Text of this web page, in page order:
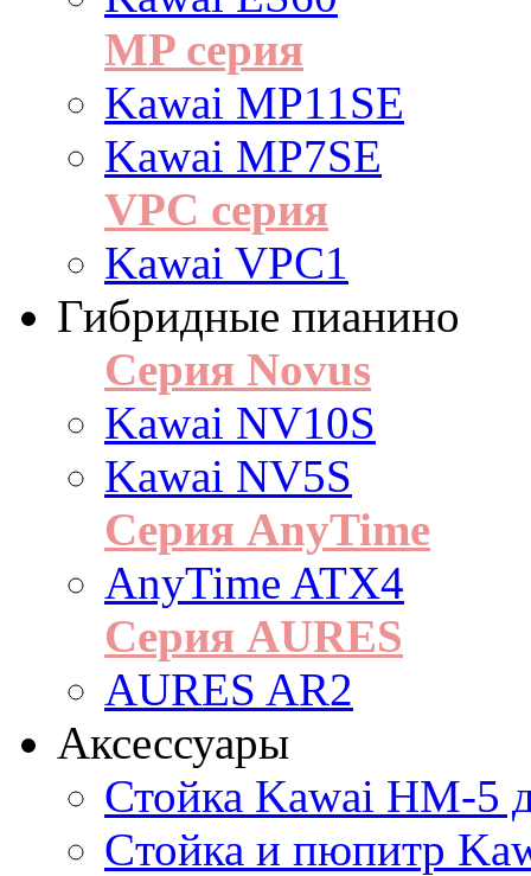
MP серия
Kawai MP11SE
Kawai MP7SE
VPC серия
Kawai VPC1
Гибридные пианино
Серия Novus
Kawai NV10S
Kawai NV5S
Серия AnyTime
AnyTime ATX4
Серия AURES
AURES AR2
Аксессуары
Стойка Kawai HM-5
Cтойка и пюпитр